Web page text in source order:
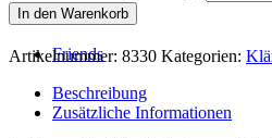
Friends
In den Warenkorb
Artikelnummer: 8330 Kategorien:
Beschreibung
Zusätzliche Informationen